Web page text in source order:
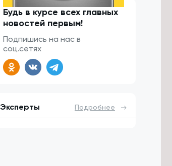
Будь в курсе всех главных
новостей первым!
Подпишись на нас в
соц.сетях
Эксперты Подробнее